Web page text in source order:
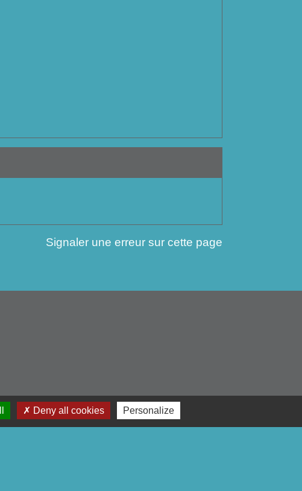
Signaler une erreur sur cette page
Deny all cookies Personalize